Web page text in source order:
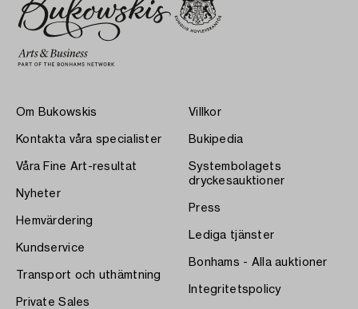
Om Bukowskis
Kontakta våra specialister
Våra Fine Art-resultat
Nyheter
Hemvärdering
Kundservice
Transport och uthämtning
Private Sales
Villkor
Bukipedia
Systembolagets
dryckesauktioner
Press
Lediga tjänster
Bonhams - Alla auktioner
Integritetspolicy